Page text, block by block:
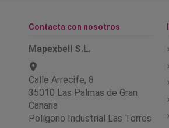
Contacta con nosotros
Mapexbell S.L.
Calle Arrecife, 8
35010 Las Palmas de Gran
Canaria
Polígono Industrial Las Torres